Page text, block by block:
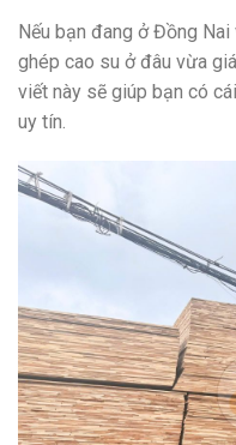
Nếu bạn đang ở Đồng
ghép cao su ở đâu vừa
viết này sẽ giúp bạn có
uy tín.